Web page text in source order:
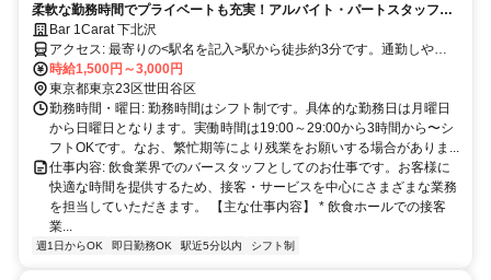
柔軟な勤務時間でプライベートも充実！アルバイト・パートスタッフ大
募集Bar 1Carat 下北沢
アクセス: 最寄りの<駅名を記入>駅から徒歩約3分です。通勤しやす
い環境です。
時給1,500円～3,000円
東京都東京23区世田谷区
勤務時間・曜日: 勤務時間はシフト制です。具体的な勤務日は月曜日
から日曜日となります。実働時間は19:00～29:00から3時間から〜シ
フトOKです。なお、繁忙期等により残業をお願いする場合がありま...
仕事内容: 飲食業界でのバースタッフとしてのお仕事です。お客様に
快適な時間を提供するため、接客・サービスを中心にさまざまな業務
を担当していただきます。 【主な仕事内容】 * 飲食ホールでの接客
業...
週1日からOK 即日勤務OK 駅近5分以内 シフト制